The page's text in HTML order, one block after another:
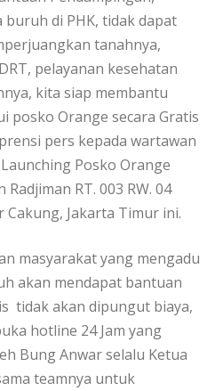
buruh di PHK, tidak dapat
tanahnya,
pelayanan kesehatan
kita siap membantu
posko Orange secara Gratis
pers kepada wartawan
Posko Orange
RT. 003 RW. 04
Jakarta Timur ini.
masyarakat yang mengadu
akan mendapat bantuan
tidak akan dipungut biaya,
hotline 24 Jam yang
Bung Anwar selalu Ketua
teamnya untuk